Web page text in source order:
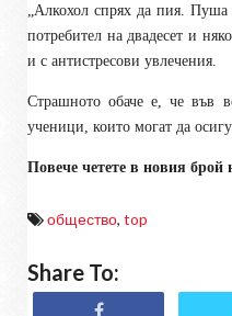
„Алкохол спрях да пия.
потребител на двадесет и
и с антистресови увлечения.
Страшното обаче е, че във
ученици, които могат да
Повече четете в новия брой
общество, top
Share To: